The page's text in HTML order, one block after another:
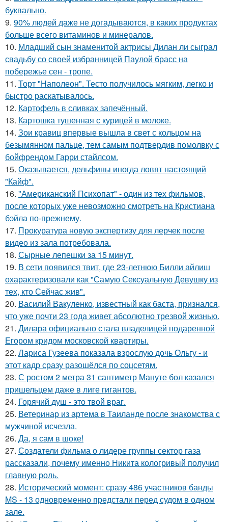
буквально.
9. 90% людей даже не догадываются, в каких продуктах
больше всего витаминов и минералов.
10. Младший сын знаменитой актрисы Дилан ли сыграл
свадьбу со своей избранницей Паулой брасс на
побережье сен - тропе.
11. Торт "Наполеон". Тесто получилось мягким, легко и
быстро раскатывалось.
12. Картофель в сливках запечённый.
13. Картошка тушенная с курицей в молоке.
14. Зои кравиц впервые вышла в свет с кольцом на
безымянном пальце, тем самым подтвердив помолвку с
бойфрендом Гарри стайлсом.
15. Оказывается, дельфины иногда ловят настоящий
"Кайф".
16. "Американский Психопат" - один из тех фильмов,
после которых уже невозможно смотреть на Кристиана
бэйла по-прежнему.
17. Прокуратура новую экспертизу для лерчек после
видео из зала потребовала.
18. Сырные лепешки за 15 минут.
19. В сети появился твит, где 23-летнюю Билли айлиш
охарактеризовали как "Самую Сексуальную Девушку из
тех, кто Сейчас жив".
20. Василий Вакуленко, известный как баста, признался,
что уже почти 23 года живет абсолютно трезвой жизнью.
21. Дилара официально стала владелицей подаренной
Егором кридом московской квартиры.
22. Лариса Гузеева показала взрослую дочь Ольгу - и
этот кадр сразу разошёлся по соцсетям.
23. С ростом 2 метра 31 сантиметр Мануте бол казался
пришельцем даже в лиге гигантов.
24. Горячий душ - это твой враг.
25. Ветеринар из артема в Таиланде после знакомства с
мужчиной исчезла.
26. Да, я сам в шоке!
27. Создатели фильма о лидере группы сектор газа
рассказали, почему именно Никита кологривый получил
главную роль.
28. Исторический момент: сразу 486 участников банды
MS - 13 одновременно предстали перед судом в одном
зале.